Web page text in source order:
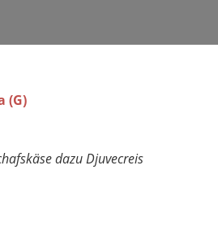
(G)
dazu Djuvecreis